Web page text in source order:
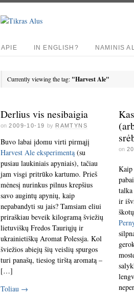
APIE IN ENGLISH? NAMINIS
Currently viewing the tag: "Harvest Ale"
Derlius vis nesibaigia
on 2009-10-19 by RAMTYNS
Buvo labai įdomu virti pirmąjį
Harvest Ale eksperimentą (su
pusiau laukiniais apyniais), tačiau
jam visgi pritrūko kartumo. Prieš
mėnesį nurinkus pilnus krepšius
savo augintų apynių, kaip
nepabandyti su jais? Tamsiam eliui
priraškiau beveik kilogramą šviežių
lietuviškų Fredos Tauriųjų ir
ukrainietiškų Aromat Polessja. Kol
šviežios abiejų šių veislių spurgos
turi panašų, tiesiog tirštą aromatą –
[…]
Toliau →
on
Kaip
ir